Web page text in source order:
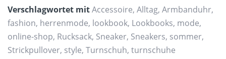
Verschlagwortet mitAccessoire, Alltag, Armbanduhr,
fashion, herrenmode, lookbook, Lookbooks, mode,
online-shop, Rucksack, Sneaker, Sneakers, sommer,
Strickpullover, style, Turnschuh, turnschuhe